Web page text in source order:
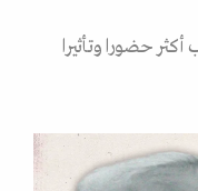
حضورا وتأثيرا